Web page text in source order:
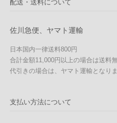
配送・送料について
佐川急便、ヤマト運輸
日本国内一律送料800円
合計金額11,000円以上の場合は送料
代引きの場合は、ヤマト運輸となり
支払い方法について